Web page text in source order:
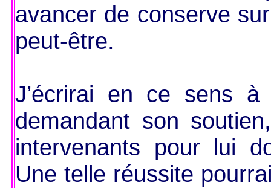
avancer de conserve
peut-être.
J’écrirai en ce sens à
demandant son
intervenants pour lui
Une telle réussite